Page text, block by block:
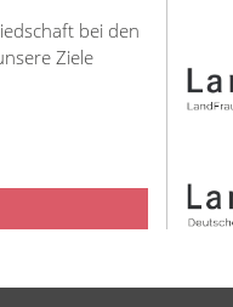
bei den
Ziele